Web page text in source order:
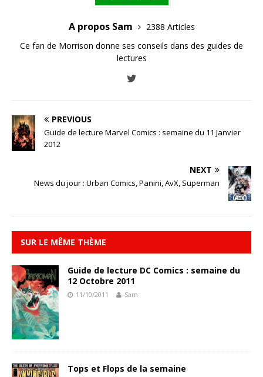
A propos Sam
2388 Articles
Ce fan de Morrison donne ses conseils dans des guides de
lectures
PREVIOUS
Guide de lecture Marvel Comics : semaine du 11 Janvier
2012
NEXT
News du jour : Urban Comics, Panini, AvX, Superman
SUR LE MÊME THÈME
Guide de lecture DC Comics : semaine du
12 Octobre 2011
11/10/2011 Sam
Tops et Flops de la semaine